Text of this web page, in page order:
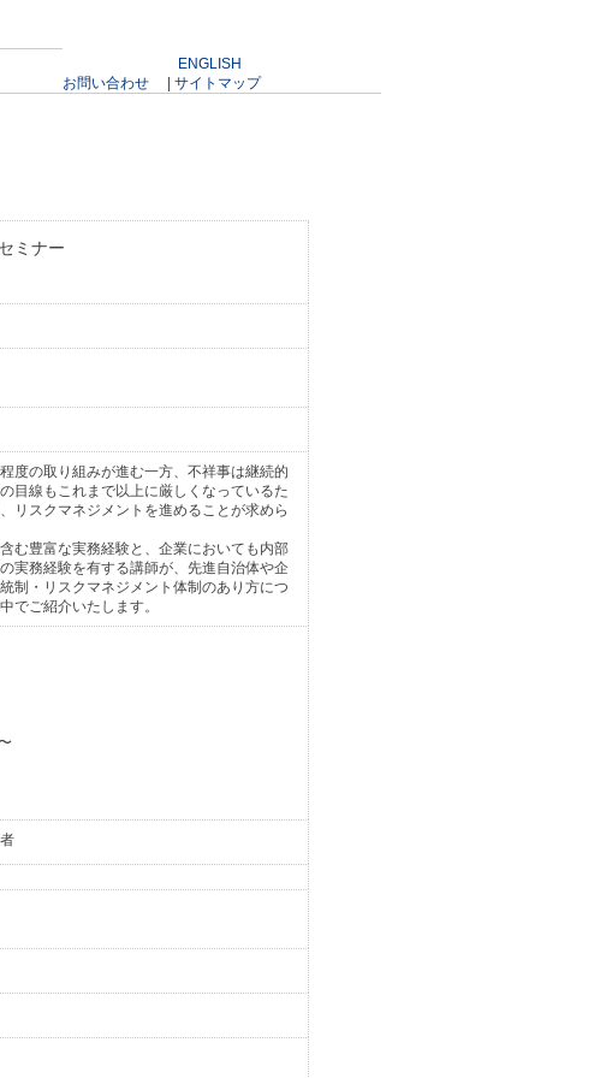
ENGLISH
お問い合わせ
サイトマップ
ミナー
度の取り組みが進む一方、不祥事は継続的
目線もこれまで以上に厳しくなっているた
リスクマネジメントを進めることが求めら
む豊富な実務経験と、企業においても内部
実務経験を有する講師が、先進自治体や企
制・リスクマネジメント体制のあり方につ
でご紹介いたします。